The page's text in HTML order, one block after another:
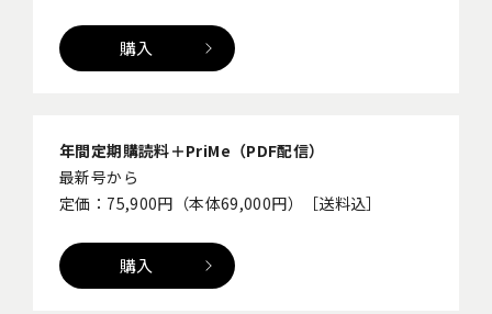
購入
年間定期購読料＋PriMe（PDF配信）
最新号から
定価：75,900円（本体69,000円）［送料込］
購入